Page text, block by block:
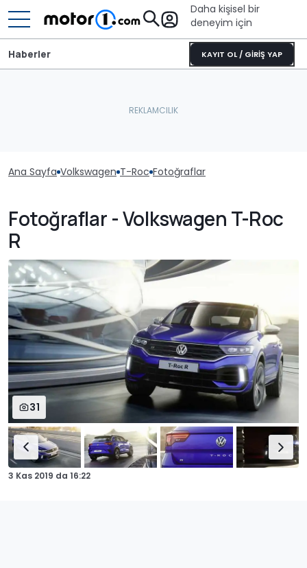
Daha kişisel bir
deneyim için
KAYIT OL / GİRİŞ YAP
Haberler
Ana Sayfa Volkswagen T-Roc Fotoğraflar
Fotoğraflar - Volkswagen T-Roc
R
31
3 Kas 2019 da 16:22